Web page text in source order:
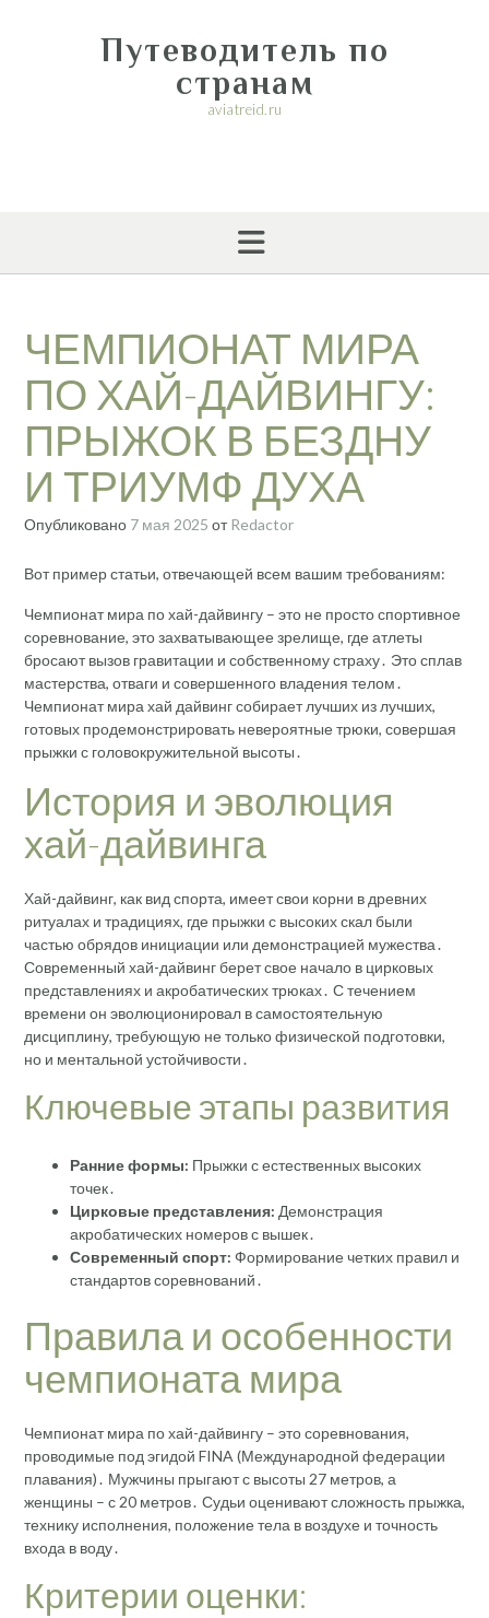
Путеводитель по
странам
aviatreid.ru
ЧЕМПИОНАТ МИРА
ПО ХАЙ-ДАЙВИНГУ:
ПРЫЖОК В БЕЗДНУ
И ТРИУМФ ДУХА
Опубликовано 7 мая 2025 отRedactor
Вот пример статьи, отвечающей всем вашим требованиям:
Чемпионат мира по хай-дайвингу – это не просто спортивное
соревнование, это захватывающее зрелище, где атлеты
бросают вызов гравитации и собственному страху․ Это сплав
мастерства, отваги и совершенного владения телом․
Чемпионат мира хай дайвинг собирает лучших из лучших,
готовых продемонстрировать невероятные трюки, совершая
прыжки с головокружительной высоты․
История и эволюция
хай-дайвинга
Хай-дайвинг, как вид спорта, имеет свои корни в древних
ритуалах и традициях, где прыжки с высоких скал были
частью обрядов инициации или демонстрацией мужества․
Современный хай-дайвинг берет свое начало в цирковых
представлениях и акробатических трюках․ С течением
времени он эволюционировал в самостоятельную
дисциплину, требующую не только физической подготовки,
но и ментальной устойчивости․
Ключевые этапы развития
Ранние формы: Прыжки с естественных высоких
точек․
Цирковые представления: Демонстрация
акробатических номеров с вышек․
Современный спорт: Формирование четких правил и
стандартов соревнований․
Правила и особенности
чемпионата мира
Чемпионат мира по хай-дайвингу – это соревнования,
проводимые под эгидой FINA (Международной федерации
плавания)․ Мужчины прыгают с высоты 27 метров, а
женщины – с 20 метров․ Судьи оценивают сложность прыжка,
технику исполнения, положение тела в воздухе и точность
входа в воду․
Критерии оценки: